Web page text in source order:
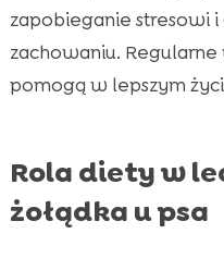
zapobieganie stresowi
zachowaniu.
pomogą w lepszym
Rola diety w
żołądka u psa